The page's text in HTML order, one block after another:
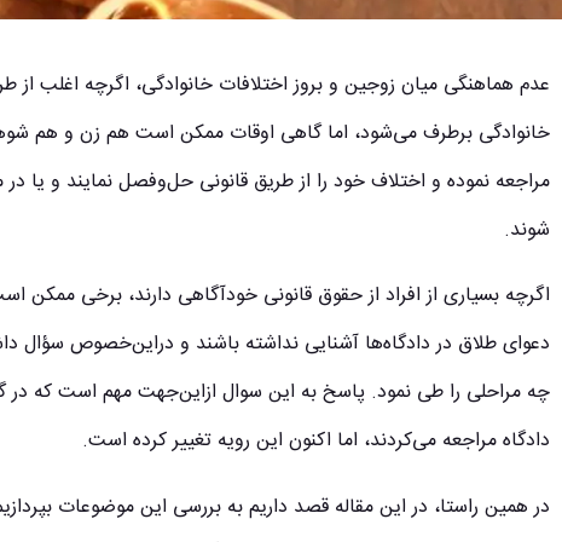
عدم هماهنگی میان زوجین و بروز اختلافات خانوادگی، اگرچه اغلب از
خانوادگی برطرف می‌شود، اما گاهی اوقات ممکن است هم زن و هم
مراجعه نموده و اختلاف خود را از طریق قانونی حل‌وفصل نمایند و یا
شوند.
اگرچه بسیاری از افراد از حقوق قانونی خودآگاهی دارند، برخی ممکن
دعوای طلاق در دادگاه‌ها آشنایی نداشته باشند و دراین‌خصوص سؤال
چه مراحلی را طی نمود. پاسخ به این سوال ازاین‌جهت مهم است که در
دادگاه مراجعه می‌کردند، اما اکنون این رویه تغییر کرده است.
در همین راستا، در این مقاله قصد داریم به بررسی این موضوعات